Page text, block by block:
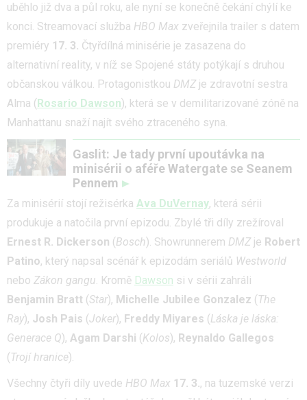
uběhlo již dva a půl roku, ale nyní se konečně čekání chýlí ke
konci. Streamovací služba HBO Max zveřejnila trailer s datem
premiéry 17. 3. Čtyřdílná minisérie je zasazena do
alternativní reality, v níž se Spojené státy potýkají s druhou
občanskou válkou. Protagonistkou DMZ je zdravotní sestra
Alma ( Rosario Dawson), která se v demilitarizované zóně na
Manhattanu snaží najít svého ztraceného syna.
Gaslit: Je tady první upoutávka na
minisérii o aféře Watergate se Seanem
Pennem
Za minisérií stojí režisérka Ava DuVernay, která sérii
produkuje a natočila první epizodu. Zbylé tři díly zrežíroval
Ernest R. Dickerson (Bosch). Showrunnerem DMZ je Robert
Patino, který napsal scénář k epizodám seriálů Westworld
nebo Zákon gangu. Kromě Dawson si v sérii zahráli
Benjamin Bratt (Star), Michelle Jubilee Gonzalez (The
Ray), Josh Pais (Joker), Freddy Miyares (Láska je láska:
Generace Q), Agam Darshi (Kolos), Reynaldo Gallegos
(Trojí hranice).
Všechny čtyři díly uvede HBO Max 17. 3., na tuzemské verzi